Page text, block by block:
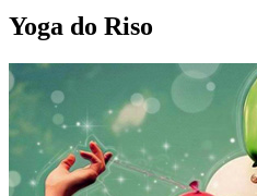
Yoga do Riso